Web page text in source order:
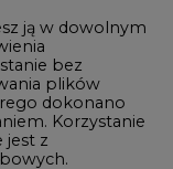
ją w dowolnym
bez
plików
dokonano
Korzystanie
jest z